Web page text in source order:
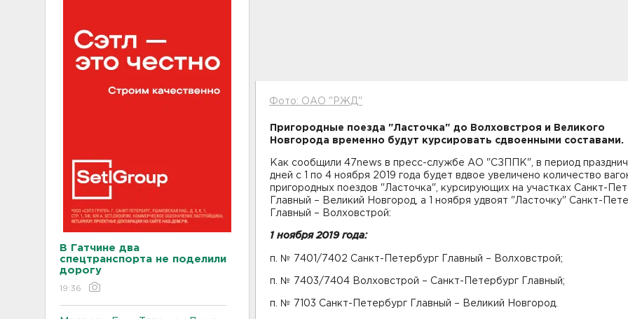
В Гатчине два
спецтранспорта не поделили
дорогу
19:36
Фото: ОАО "РЖД"
Пригородные поезда "Ласточка" до Волховстроя и Великого
Новгорода временно будут курсировать сдвоенными составами.
Как сообщили 47news в пресс-службе АО "СЗППК", в период
дней с 1 по 4 ноября 2019 года будет вдвое увеличено количество
пригородных поездов "Ласточка", курсирующих на участках Санкт-
Главный – Великий Новгород, а 1 ноября удвоят "Ласточку" Санкт-
Главный – Волховстрой:
1 ноября 2019 года:
п. № 7401/7402 Санкт-Петербург Главный – Волховстрой;
п. № 7403/7404 Волховстрой – Санкт-Петербург Главный;
п. № 7103 Санкт-Петербург Главный – Великий Новгород.